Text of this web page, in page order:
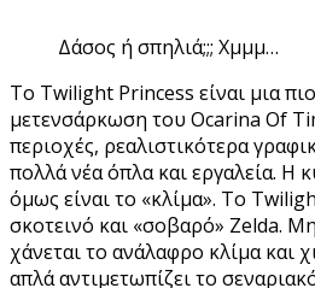
Δάσος ή σπηλιά;;; Χμμμ…
Το Twilight Princess είναι μια
μετενσάρκωση του Ocarina Of
περιοχές, ρεαλιστικότερα
πολλά νέα όπλα και εργαλεία. Η
όμως είναι το «κλίμα». Το
σκοτεινό και «σοβαρό» Zelda.
χάνεται το ανάλαφρο κλίμα και
απλά αντιμετωπίζει το